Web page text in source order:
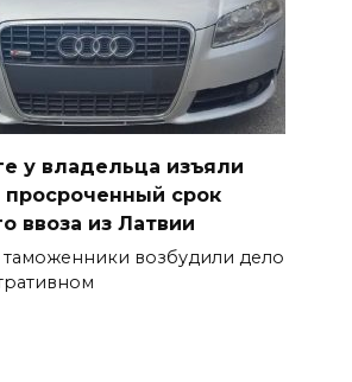
у владельца изъяли
срок
ввоза из Латвии
таможенники возбудили дело